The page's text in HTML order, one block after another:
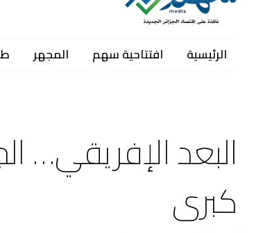
الرئيسية افتتاحية سهم المجهر
البعد الإفريقي…
كبرى